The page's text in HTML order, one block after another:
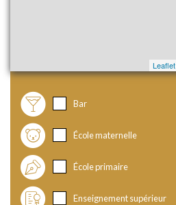
Leaflet
Bar
École maternelle
École primaire
Enseignement supérieur